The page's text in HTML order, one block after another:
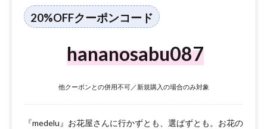
20%OFFクーポンコード
hananosabu087
他クーポンとの併用不可／新規購入の場合のみ対象
『medelu』お花屋さんに行かずとも、選ばずとも。お花の